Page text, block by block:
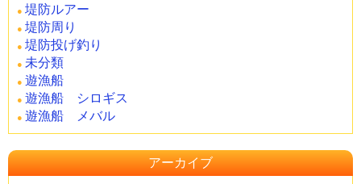
堤防ルアー
堤防周り
堤防投げ釣り
未分類
遊漁船
遊漁船 シロギス
遊漁船 メバル
アーカイブ